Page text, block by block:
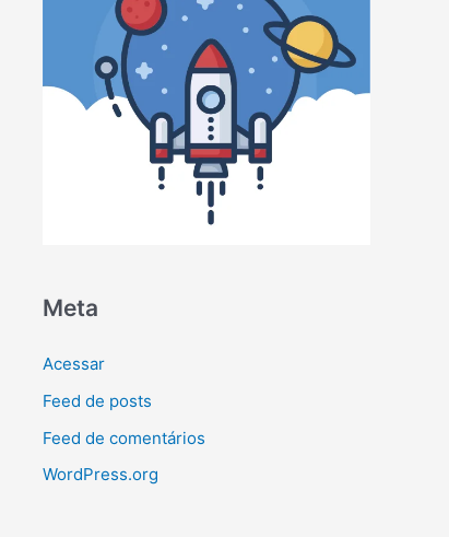
Meta
Acessar
Feed de posts
Feed de comentários
WordPress.org